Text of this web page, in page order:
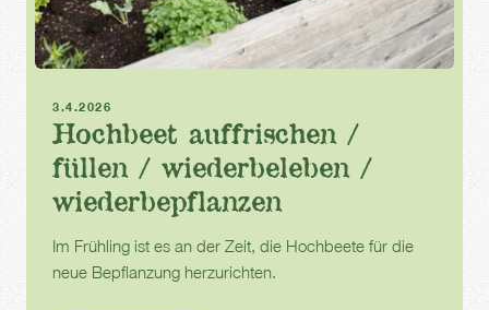
3.4.2026
Hochbeet auffrischen /
füllen / wiederbeleben /
wiederbepflanzen
Im Frühling ist es an der Zeit, die Hochbeete für die
neue Bepflanzung herzurichten.